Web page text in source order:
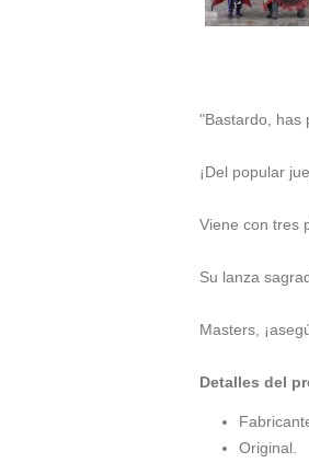
"Bastardo, has
¡Del popular
Viene con tres
Su lanza
Masters,
Detalles del
Original.